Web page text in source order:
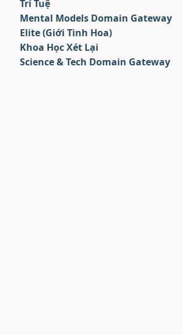
Trí Tuệ
Mental Models Domain Gateway
Elite (Giới Tinh Hoa)
Khoa Học Xét Lại
Science & Tech Domain Gateway